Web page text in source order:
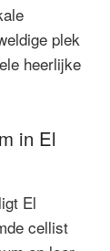
plek
heerlijke
in El
El
cellist